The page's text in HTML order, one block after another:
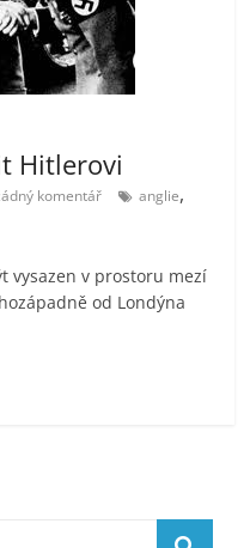
Hitlerovi
komentář anglie,
vysazen v prostoru mezí
od Londýna